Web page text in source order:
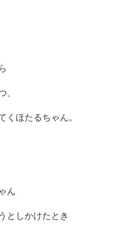
、
くほたるちゃん。
ん
としかけたとき